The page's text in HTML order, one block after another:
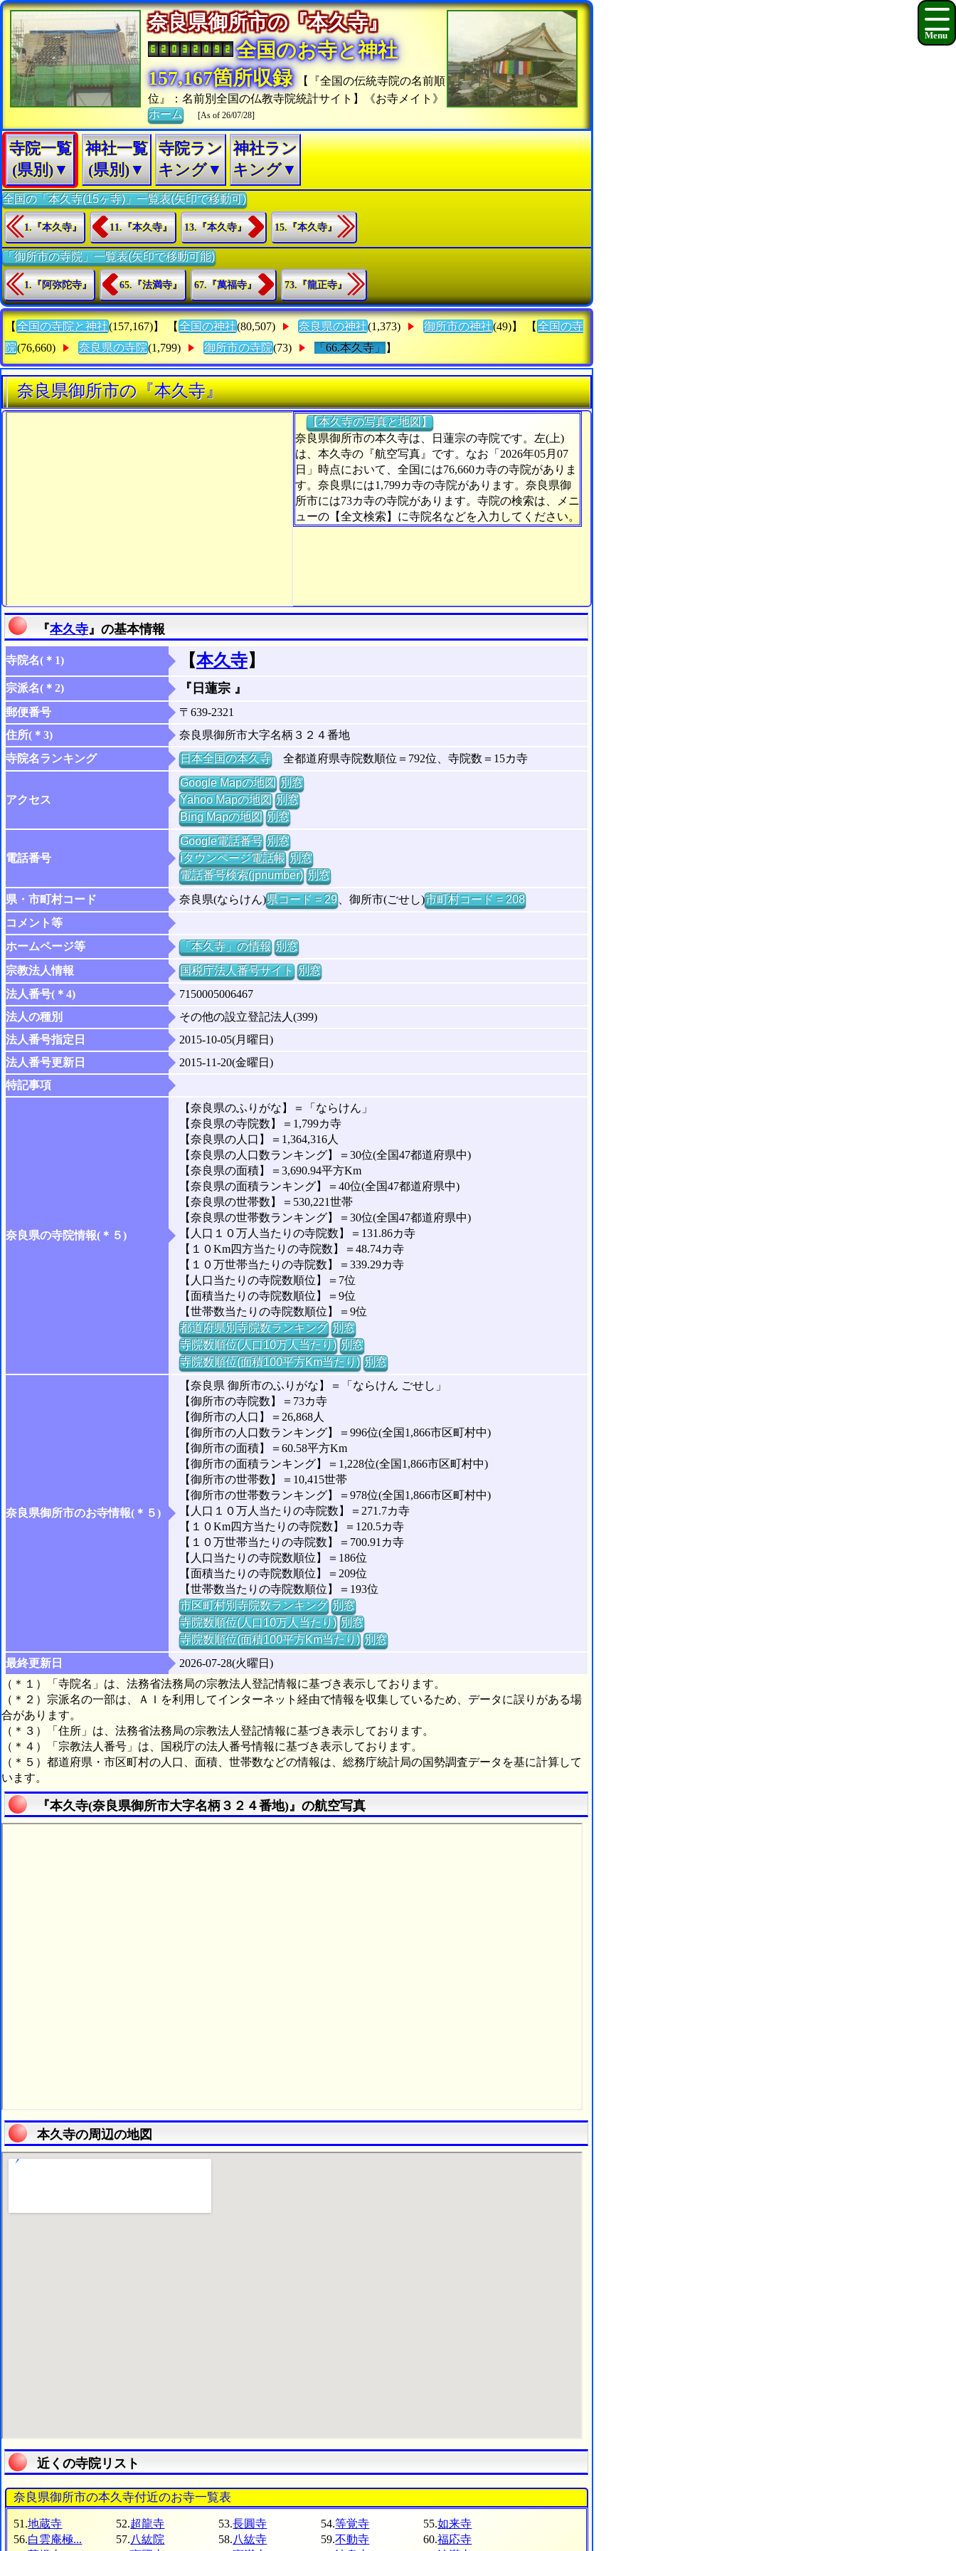
奈良県御所市の『本久寺』
全国のお寺と神社
157,167箇所収録
【『全国の伝統寺院の名前順
位』：名前別全国の仏教寺院統計サイト】《お寺メイト》
ホーム
[As of 26/07/28]
寺院一覧
(県別)▼
神社一覧
(県別)▼
寺院ラン
キング▼
神社ラン
キング▼
全国の「本久寺(15ヶ寺)」一覧表(矢印で移動可)
1.『本久寺』 11.『本久寺』 13.『本久寺』 15.『本久寺』
「御所市の寺院」一覧表(矢印で移動可能)
1.『阿弥陀寺』 65.『法満寺』 67.『萬福寺』 73.『龍正寺』
【 全国の寺院と神社(157,167)】 【 全国の神社(80,507) 奈良県の神社(1,373) 御所市の神社(49)】 【 全国の寺
院(76,660) 奈良県の寺院(1,799) 御所市の寺院(73) 「66.本久寺」 】
奈良県御所市の『本久寺』
【本久寺の写真と地図】
奈良県御所市の本久寺は、日蓮宗の寺院です。左(上)
は、本久寺の『航空写真』です。なお「2026年05月07
日」時点において、全国には76,660カ寺の寺院がありま
す。奈良県には1,799カ寺の寺院があります。奈良県御
所市には73カ寺の寺院があります。寺院の検索は、メニ
ューの【全文検索】に寺院名などを入力してください。
『本久寺』の基本情報
寺院名(＊1) 【本久寺】
宗派名(＊2) 『日蓮宗 』
郵便番号
〒639-2321
住所(＊3)
奈良県御所市大字名柄３２４番地
寺院名ランキング
日本全国の本久寺全都道府県寺院数順位＝792位、寺院数＝15カ寺
アクセス
Google Mapの地図 別窓
Yahoo Mapの地図 別窓
Bing Mapの地図 別窓
電話番号
Google電話番号 別窓
iタウンページ電話帳 別窓
電話番号検索(jpnumber) 別窓
県・市町村コード
奈良県(ならけん)県コード = 29、御所市(ごせし)市町村コード = 208
コメント等
ホームページ等
「本久寺」の情報 別窓
宗教法人情報
国税庁法人番号サイト 別窓
法人番号(＊4)
7150005006467
法人の種別
その他の設立登記法人(399)
法人番号指定日
2015-10-05(月曜日)
法人番号更新日
2015-11-20(金曜日)
特記事項
奈良県の寺院情報(＊５)
【奈良県のふりがな】＝「ならけん」
【奈良県の寺院数】＝1,799カ寺
【奈良県の人口】＝1,364,316人
【奈良県の人口数ランキング】＝30位(全国47都道府県中)
【奈良県の面積】＝3,690.94平方Km
【奈良県の面積ランキング】＝40位(全国47都道府県中)
【奈良県の世帯数】＝530,221世帯
【奈良県の世帯数ランキング】＝30位(全国47都道府県中)
【人口１０万人当たりの寺院数】＝131.86カ寺
【１０Km四方当たりの寺院数】＝48.74カ寺
【１０万世帯当たりの寺院数】＝339.29カ寺
【人口当たりの寺院数順位】＝7位
【面積当たりの寺院数順位】＝9位
【世帯数当たりの寺院数順位】＝9位
都道府県別寺院数ランキング 別窓
寺院数順位(人口10万人当たり) 別窓
寺院数順位(面積100平方Km当たり) 別窓
奈良県御所市のお寺情報(＊５)
【奈良県 御所市のふりがな】＝「ならけん ごせし」
【御所市の寺院数】＝73カ寺
【御所市の人口】＝26,868人
【御所市の人口数ランキング】＝996位(全国1,866市区町村中)
【御所市の面積】＝60.58平方Km
【御所市の面積ランキング】＝1,228位(全国1,866市区町村中)
【御所市の世帯数】＝10,415世帯
【御所市の世帯数ランキング】＝978位(全国1,866市区町村中)
【人口１０万人当たりの寺院数】＝271.7カ寺
【１０Km四方当たりの寺院数】＝120.5カ寺
【１０万世帯当たりの寺院数】＝700.91カ寺
【人口当たりの寺院数順位】＝186位
【面積当たりの寺院数順位】＝209位
【世帯数当たりの寺院数順位】＝193位
市区町村別寺院数ランキング 別窓
寺院数順位(人口10万人当たり) 別窓
寺院数順位(面積100平方Km当たり) 別窓
最終更新日
2026-07-28(火曜日)
（＊１）「寺院名」は、法務省法務局の宗教法人登記情報に基づき表示しております。
（＊２）宗派名の一部は、ＡＩを利用してインターネット経由で情報を収集しているため、データに誤りがある場
合があります。
（＊３）「住所」は、法務省法務局の宗教法人登記情報に基づき表示しております。
（＊４）「宗教法人番号」は、国税庁の法人番号情報に基づき表示しております。
（＊５）都道府県・市区町村の人口、面積、世帯数などの情報は、総務庁統計局の国勢調査データを基に計算して
います。
『本久寺(奈良県御所市大字名柄３２４番地)』の航空写真
本久寺の周辺の地図
近くの寺院リスト
奈良県御所市の本久寺付近のお寺一覧表
51.地蔵寺 52.超龍寺 53.長圓寺 54.等覚寺 55.如来寺
56.白雲庵極... 57.八紘院 58.八紘寺 59.不動寺 60.福応寺